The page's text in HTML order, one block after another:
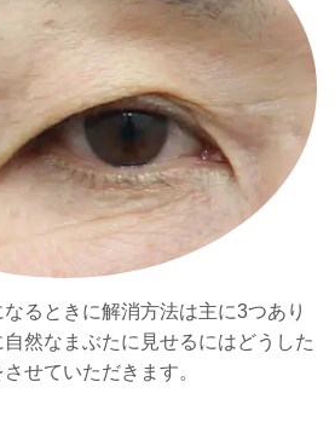
るときに解消方法は主に3つあり
然なまぶたに見せるにはどうした
せていただきます。